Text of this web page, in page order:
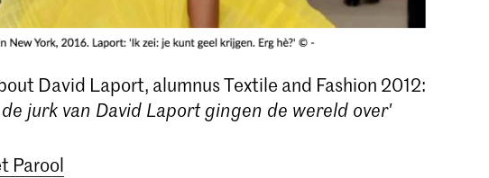
David Laport, alumnus Textile and Fashion 2012:
jurk van David Laport gingen de wereld over'
Parool